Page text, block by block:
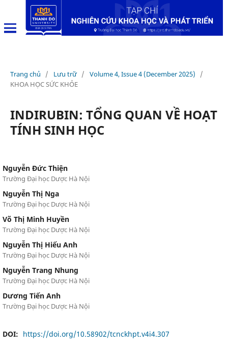
Trang chủ / Lưu trữ / Volume 4, Issue 4 (December 2025)
/
KHOA HỌC SỨC KHỎE
INDIRUBIN: TỔNG QUAN VỀ HOẠT
TÍNH SINH HỌC
Nguyễn Đức Thiện
Trường Đại học Dược Hà Nội
Nguyễn Thị Nga
Trường Đại học Dược Hà Nội
Võ Thị Minh Huyền
Trường Đại học Dược Hà Nội
Nguyễn Thị Hiếu Anh
Trường Đại học Dược Hà Nội
Nguyễn Trang Nhung
Trường Đại học Dược Hà Nội
Dương Tiến Anh
Trường Đại học Dược Hà Nội
DOI: https://doi.org/10.58902/tcnckhpt.v4i4.307